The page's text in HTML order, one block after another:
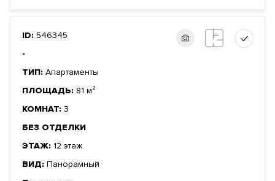
ID: 546345
-
ТИП: Апартаменты
ПЛОЩАДЬ: 81 м²
КОМНАТ: 3
БЕЗ ОТДЕЛКИ
ЭТАЖ: 12 этаж
ВИД: Панорамный